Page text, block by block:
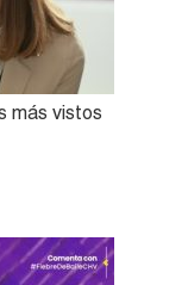
más vistos